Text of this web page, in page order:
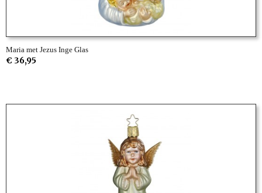
Maria met Jezus Inge Glas
€ 36,95